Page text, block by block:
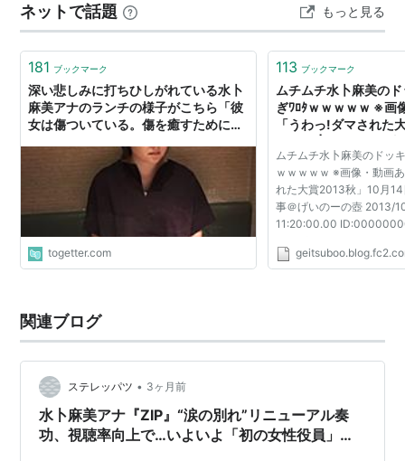
ネットで話題 もっと見る
181 ブックマーク
深い悲しみに打ちひしがれている水卜
麻美アナのランチの様子がこちら「彼
女は傷ついている。傷を癒すために食
togetter.com
113 ブックマーク
ムチムチ水卜麻美の
ぎﾜﾛﾀｗｗｗｗｗ ※画
「うわっ!ダマされた
ムチムチ水卜麻美のドッ
ｗｗｗｗｗ ※画像・動画
れた大賞2013秋」10月
事＠げいのーの壺 2013/
11:20:00.00
しにかわりましてVIPが
関連ブログ
ステレッパツ • 3ヶ月前
水卜麻美アナ『ZIP』“涙の別れ”リニューアル奏
功、視聴率向上で…いよいよ「初の女性役員」に